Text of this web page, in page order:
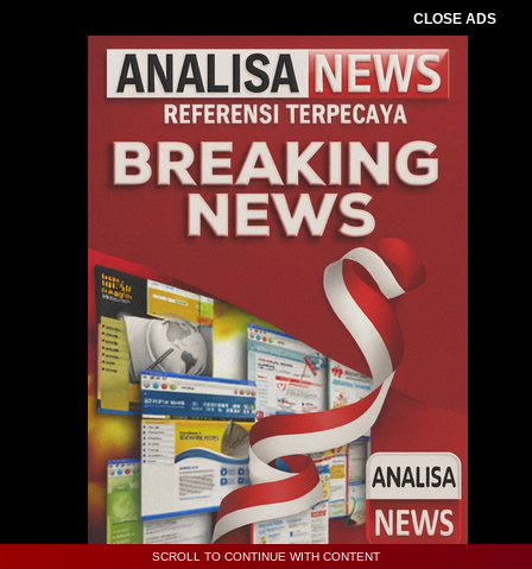
CLOSE ADS
SCROLL TO CONTINUE WITH CONTENT